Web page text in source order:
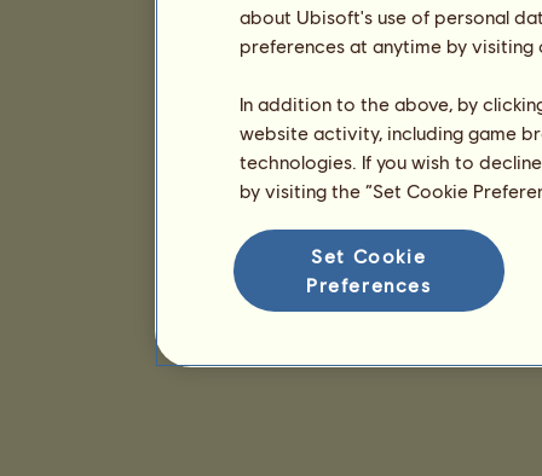
about Ubisoft's use of personal
preferences at anytime by
In addition to the above, by
website activity, including game
technologies. If you wish to
by visiting the “Set Cookie
Set Cookie
Preferences